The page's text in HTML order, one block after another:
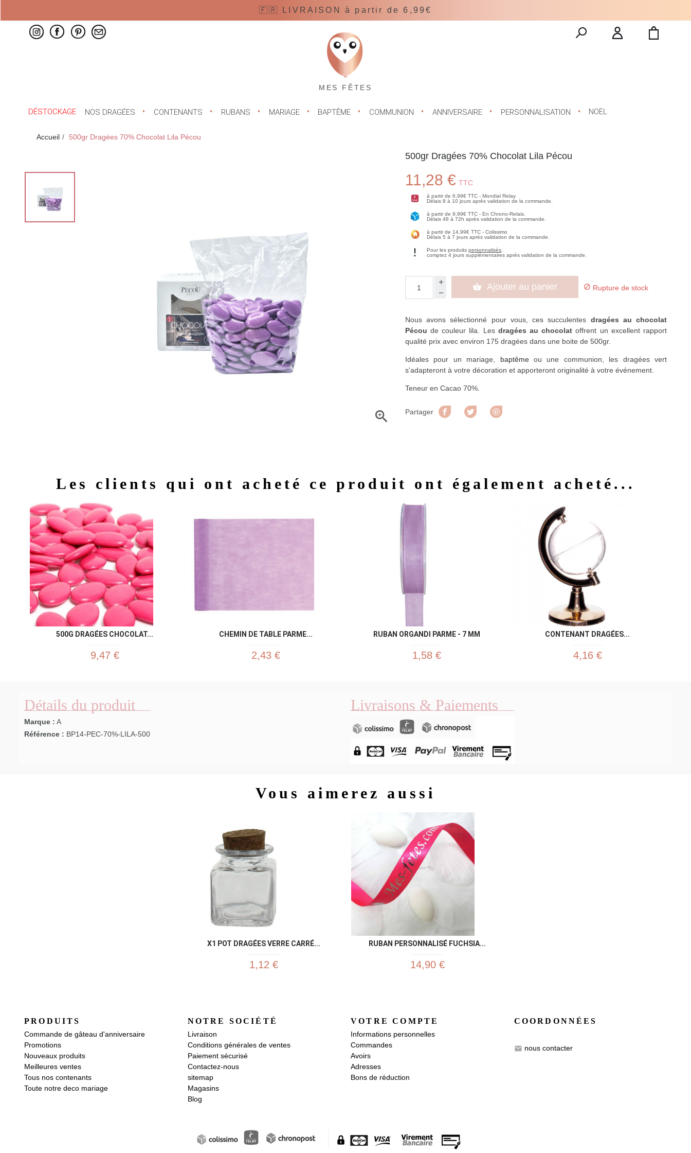
🇫🇷 LIVRAISON à partir de 6,99€
MES FÊTES
DÉSTOCKAGE NOS DRAGÉES CONTENANTS RUBANS MARIAGE BAPTÊME COMMUNION ANNIVERSAIRE PERSONNALISATION NOËL
Accueil 500gr Dragées 70% Chocolat Lila Pécou

500gr Dragées 70% Chocolat Lila Pécou
11,28 € TTC
à partir de 6,99€ TTC - Mondial Relay
Délais 8 à 10 jours après validation de la commande.
à partir de 9,99€ TTC - En Chrono-Relais.
Délais 48 à 72h après validation de la commande.
à partir de 14,99€ TTC - Colissimo
Délais 5 à 7 jours après validation de la commande.
Pour les produitspersonnalisés
comptez 4 jours supplémentaires après validation de la commande.
 Ajouter au panier  Rupture de stock
Nous avons sélectionné pour vous, ces succulentes dragées au chocolat
Pécou de couleur lila. Les dragées au chocolatoffrent un excellent rapport
qualité prix avec environ 175 dragées dans une boite de 500gr.
Idéales pour un mariage, baptêmeou une communion, les dragées vert
s'adapteront à votre décoration et apporteront originalité à votre événement.
Teneur en Cacao 70%.
Partager Partager Tweet
Les clients qui ont acheté ce produit ont également acheté...
500G DRAGÉES CHOCOLAT...
9,47 €
Aperçu rapide
CHEMIN DE TABLE PARME...
2,43 €

RUBAN ORGANDI PARME - 7 MM
1,58 €
CONTENANT DRAGÉES...
4,16 €
Détails du produit
Marque : A
Référence : BP14-PEC-70%-LILA-500
Livraisons & Paiements
Vous aimerez aussi
X1 POT DRAGÉES VERRE CARRÉ...
1,12 €
Aperçu rapide
RUBAN PERSONNALISÉ FUCHSIA...
14,90 €
PRODUITS
Commande de gâteau d'anniversaire
Promotions
Nouveaux produits
Meilleures ventes
Tous nos contenants
Toute notre deco mariage
NOTRE SOCIÉTÉ
Livraison
Conditions générales de ventes
Paiement sécurisé
Contactez-nous
sitemap
Magasins
Blog
VOTRE COMPTE
Informations personnelles
Commandes
Avoirs
Adresses
Bons de réduction
COORDONNÉES
email nous contacter